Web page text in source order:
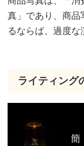
真」であり、商品
るならば、過度な
ライティング